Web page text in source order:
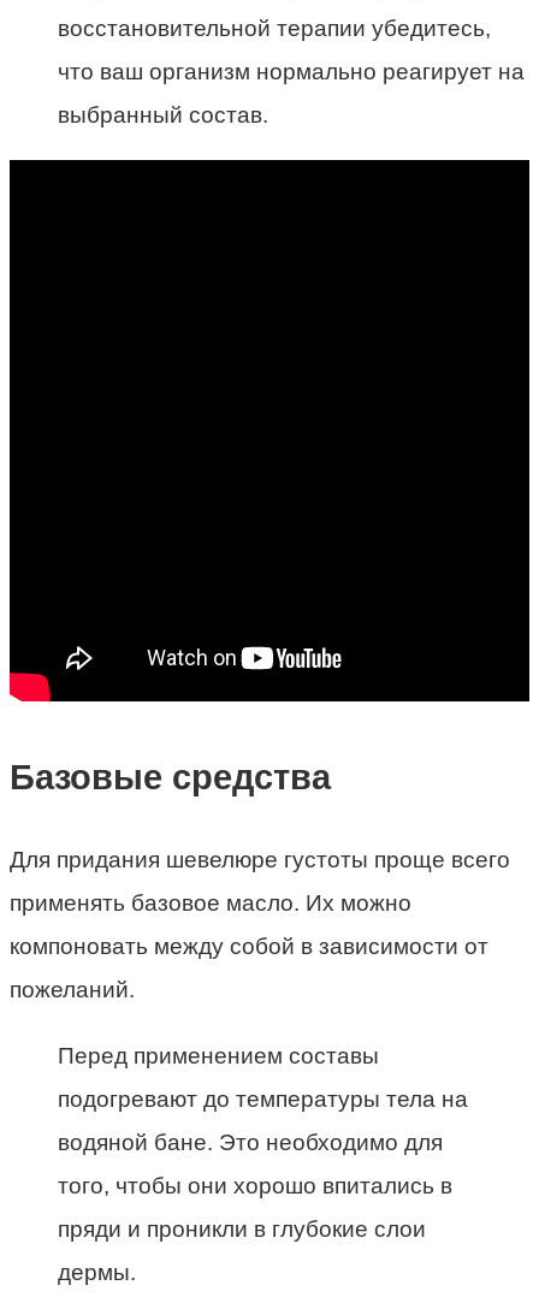
восстановительной терапии убедитесь,
что ваш организм нормально реагирует на
выбранный состав.
Базовые средства
Для придания шевелюре густоты проще всего
применять базовое масло. Их можно
компоновать между собой в зависимости от
пожеланий.
Перед применением составы
подогревают до температуры тела на
водяной бане. Это необходимо для
того, чтобы они хорошо впитались в
пряди и проникли в глубокие слои
дермы.